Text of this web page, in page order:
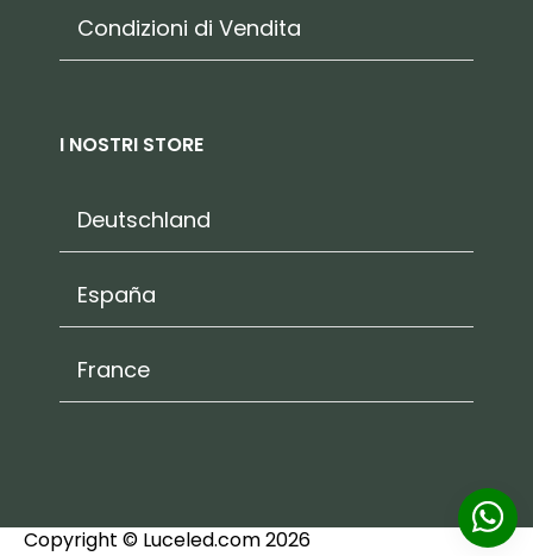
Condizioni di Vendita
I NOSTRI STORE
Deutschland
España
France
Copyright © Luceled.com 2026